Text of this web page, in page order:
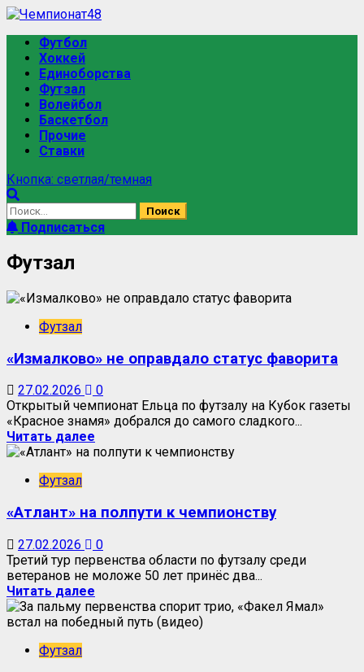
Футбол
Хоккей
Единоборства
Футзал
Волейбол
Баскетбол
Прочие
Ставки
Кнопка: светлая/темная
Подписаться
Футзал
Футзал
«Измалково» не оправдало статус фаворита
27.02.2026
0
Открытый чемпионат Ельца по футзалу на Кубок газеты
«Красное знамя» добрался до самого сладкого...
Читать далее
Футзал
«Атлант» на полпути к чемпионству
27.02.2026
0
Третий тур первенства области по футзалу среди
ветеранов не моложе 50 лет принёс два...
Читать далее
Футзал